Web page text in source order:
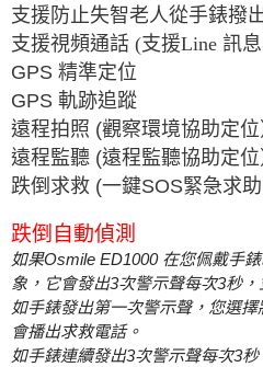
支援防止失智老人從手錶撥
支援視頻通話 (支援Line 訊
GPS 精準定位
GPS 軌跡追蹤
遠程拍照 (觀察環境協助定位
遠程監聽 (遠程監聽協助定位
跌倒求救 (一鍵SOS緊急求助
跌倒自動偵測
如果Osmile ED1000 在您佩戴手
象，它會發出3次警示聲每次3秒，
如手錶發出第一次警示聲，您選
會播出求救電話。
如手錶連續發出3次警示聲每次3秒